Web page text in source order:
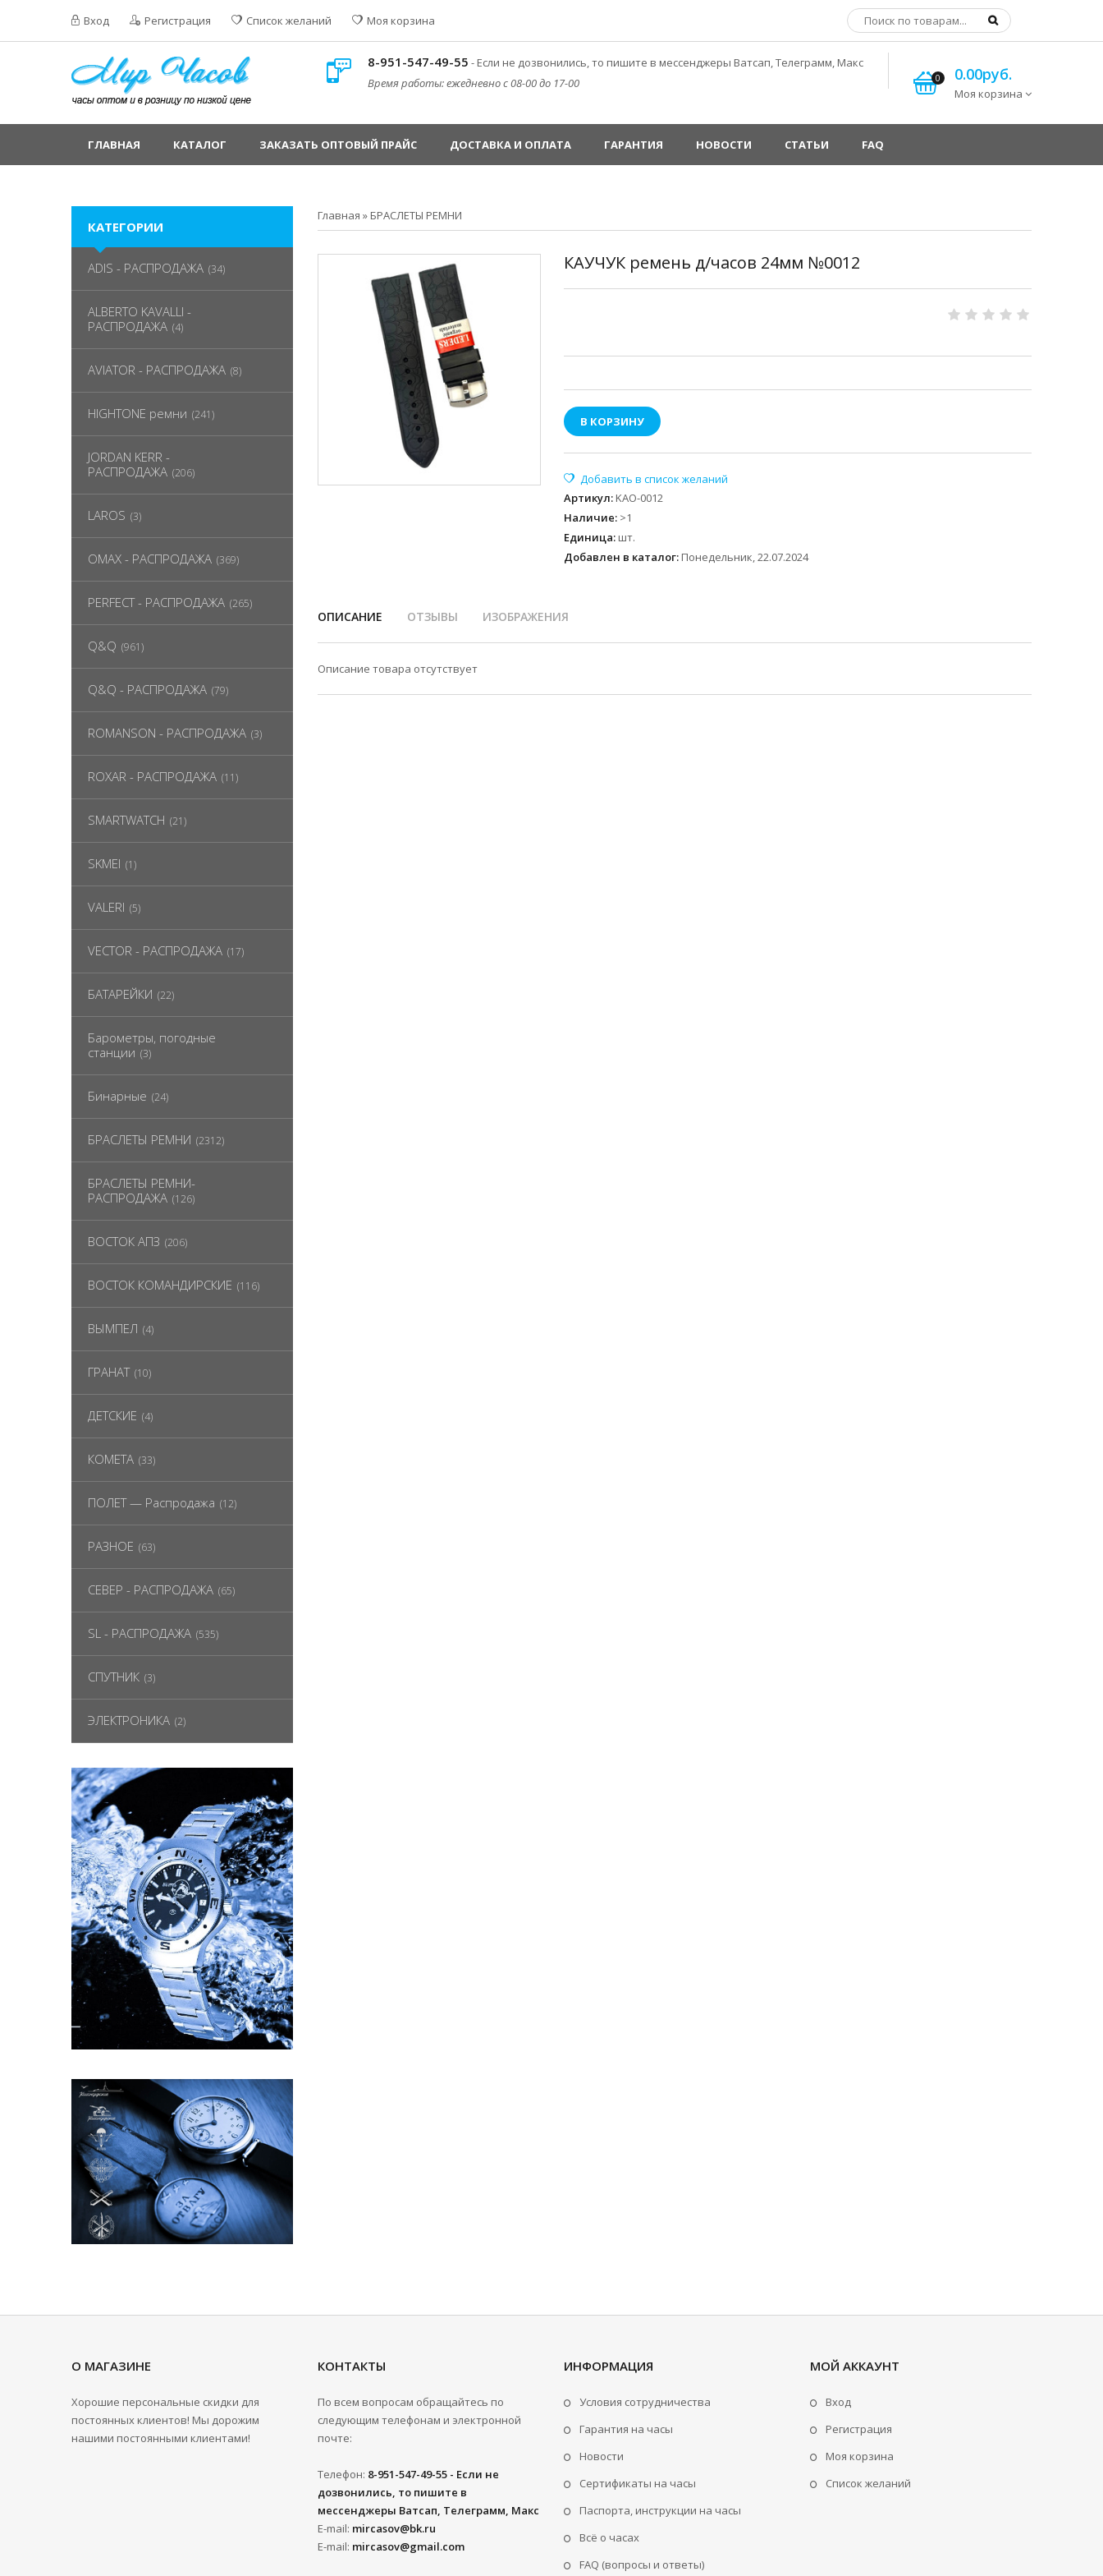
Вход Регистрация Список желаний Моя корзина
8-951-547-49-55 - Если не дозвонились, то пишите в мессенджеры Ватсап, Телеграмм, Макс
Время работы: ежедневно с 08-00 до 17-00
0 0.00руб.
Моя корзина
ГЛАВНАЯ КАТАЛОГ ЗАКАЗАТЬ ОПТОВЫЙ ПРАЙС ДОСТАВКА И ОПЛАТА ГАРАНТИЯ НОВОСТИ СТАТЬИ FAQ
Главная » БРАСЛЕТЫ РЕМНИ
КАУЧУК ремень д/часов 24мм №0012
В КОРЗИНУ
Артикул: KAO-0012
Наличие: >1
Единица: шт.
Добавлен в каталог: Понедельник, 22.07.2024
ОПИСАНИЕ ОТЗЫВЫ ИЗОБРАЖЕНИЯ
Описание товара отсутствует
КАТЕГОРИИ
ADIS - РАСПРОДАЖА (34)
ALBERTO KAVALLI -
РАСПРОДАЖА (4)
AVIATOR - РАСПРОДАЖА (8)
HIGHTONE ремни (241)
JORDAN KERR -
РАСПРОДАЖА (206)
LAROS (3)
OMAX - РАСПРОДАЖА (369)
PERFECT - РАСПРОДАЖА (265)
Q&Q (961)
Q&Q - РАСПРОДАЖА (79)
ROMANSON - РАСПРОДАЖА (3)
ROXAR - РАСПРОДАЖА (11)
SMARTWATCH (21)
SKMEI (1)
VALERI (5)
VECTOR - РАСПРОДАЖА (17)
БАТАРЕЙКИ (22)
Барометры, погодные
станции (3)
Бинарные (24)
БРАСЛЕТЫ РЕМНИ (2312)
БРАСЛЕТЫ РЕМНИ-
РАСПРОДАЖА (126)
ВОСТОК АПЗ (206)
ВОСТОК КОМАНДИРСКИЕ (116)
ВЫМПЕЛ (4)
ГРАНАТ (10)
ДЕТСКИЕ (4)
КОМЕТА (33)
ПОЛЕТ — Распродажа (12)
РАЗНОЕ (63)
СЕВЕР - РАСПРОДАЖА (65)
SL - РАСПРОДАЖА (535)
СПУТНИК (3)
ЭЛЕКТРОНИКА (2)
О МАГАЗИНЕ
Хорошие персональные скидки для
постоянных клиентов! Мы дорожим
нашими постоянными клиентами!
КОНТАКТЫ
По всем вопросам обращайтесь по
следующим телефонам и электронной
почте:
Телефон: 8-951-547-49-55 - Если не
дозвонились, то пишите в
мессенджеры Ватсап, Телеграмм, Макс
E-mail: mircasov@bk.ru
E-mail: mircasov@gmail.com
ИНФОРМАЦИЯ
Условия сотрудничества
Гарантия на часы
Новости
Сертификаты на часы
Паспорта, инструкции на часы
Всё о часах
FAQ (вопросы и ответы)
МОЙ АККАУНТ
Вход
Регистрация
Моя корзина
Cписок желаний